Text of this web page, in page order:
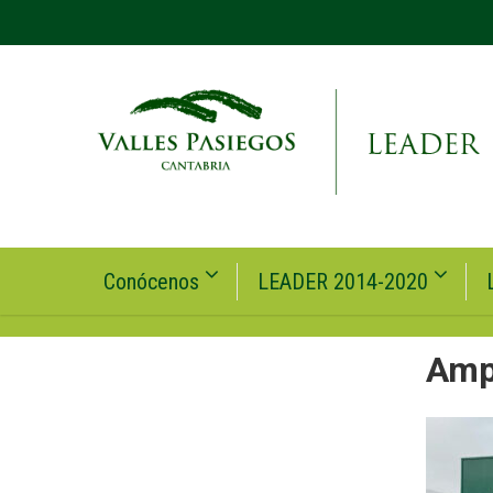
Conócenos LEADER 2014-2020